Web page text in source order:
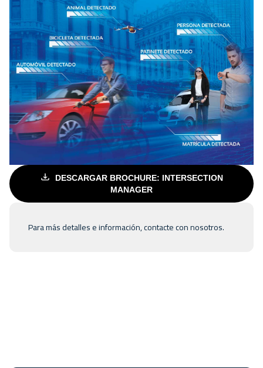
DESCARGAR BROCHURE: INTERSECTION
MANAGER
Para más detalles e información,contacte con nosotros.